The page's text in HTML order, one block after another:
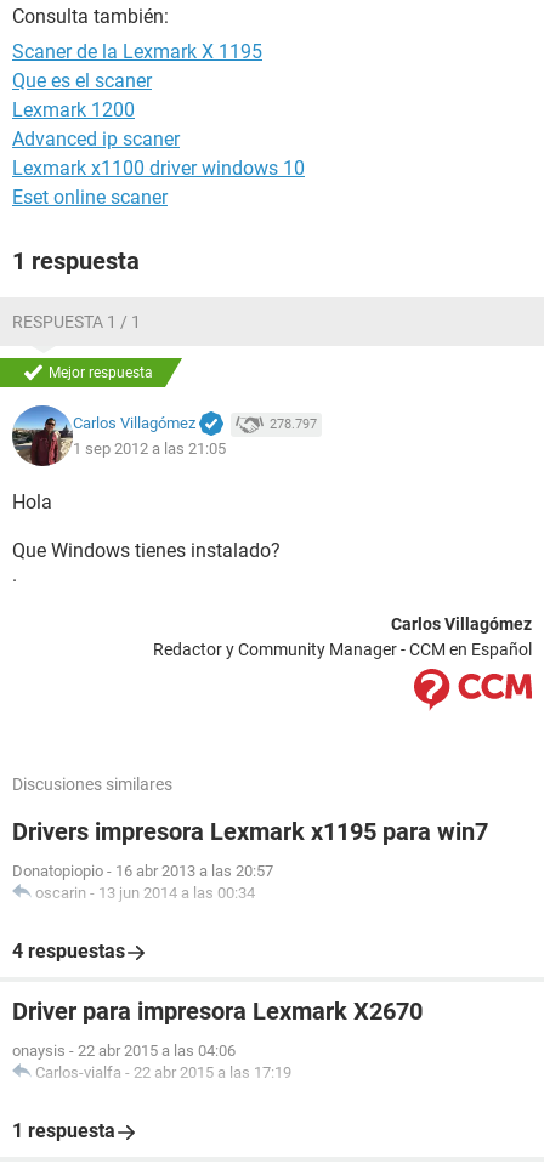
Consulta también:
Scaner de la Lexmark X 1195
Que es el scaner
Lexmark 1200
Advanced ip scaner
Lexmark x1100 driver windows 10
Eset online scaner
1 respuesta
RESPUESTA 1 / 1
Mejor respuesta
Carlos Villagómez 278.797
1 sep 2012 a las 21:05
Hola
Que Windows tienes instalado?
.
Carlos Villagómez
Redactor y Community Manager - CCM en Español
Discusiones similares
Drivers impresora Lexmark x1195 para win7
Donatopiopio - 16 abr 2013 a las 20:57
oscarin - 13 jun 2014 a las 00:34
4 respuestas
Driver para impresora Lexmark X2670
onaysis - 22 abr 2015 a las 04:06
Carlos-vialfa - 22 abr 2015 a las 17:19
1 respuesta